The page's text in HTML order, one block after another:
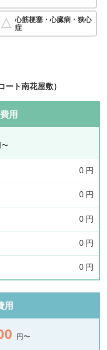
心筋梗塞・心臓病・狭心
症
ート南花屋敷）
用
〜
0 円
0 円
0 円
0 円
0 円
用
円〜